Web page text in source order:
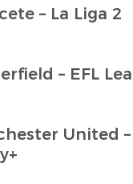
– La Liga 2
– EFL
United